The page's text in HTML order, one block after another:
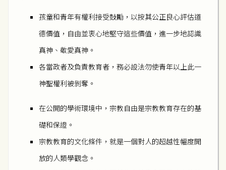
孩童和青年有權利接受鼓勵，以按其公正良心評估道
德價值，自由並衷心地堅守這些價值，進一步地認識
真神、敬愛真神。
各當政者及負責教育者，務必設法勿使青年以上此一
神聖權利被剝奪。
在公開的學術環境中，宗教自由是宗教教育存在的基
礎和保證。
宗教教育的文化條件，就是一個對人的超越性幅度開
放的人類學觀念。